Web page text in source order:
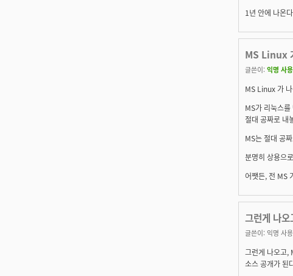
1년 안에 나온
MS Linux
글쓴이: 익명 사
MS Linux 가
MS가 리눅스
절대 공짜로 내
MS는 절대 공
분명히 상용으
어쨋든, 전 MS
그런게 나
글쓴이: 익명 사
그런게 나오고,
소스 공개가 된